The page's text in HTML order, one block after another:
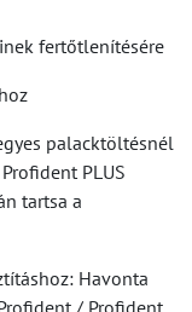
fertőtlenítésére
palacktöltésnél
PLUS
tartsa a
Havonta
/ Profident